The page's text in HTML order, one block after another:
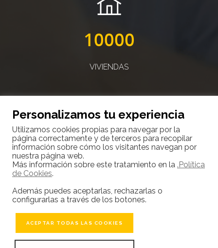
10000
VIVIENDAS
10000
Personalizamos tu experiencia
Utilizamos cookies propias para navegar por la
página correctamente y de terceros para recopilar
información sobre cómo los visitantes navegan por
nuestra página web.
Más información sobre este tratamiento en la .Política
de Cookies.
Además puedes aceptarlas, rechazarlas o
configurarlas a través de los botones.
ACEPTAR TODAS LAS COOKIES